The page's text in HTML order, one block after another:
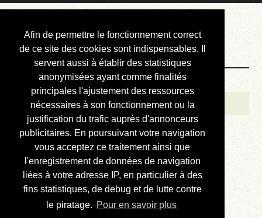
Afin de permettre le fonctionnement correct
de ce site des cookies sont indispensables. Il
servent aussi à établir des statistiques
anonymisées ayant comme finalités
principales l'ajustement des ressources
nécessaires à son fonctionnement ou la
justification du trafic auprès d'annonceurs
publicitaires. En poursuivant votre navigation
vous acceptez ce traitement ainsi que
l'enregistrement de données de navigation
liées à votre adresse IP, en particulier à des
fins statistiques, de debug et de lutte contre
le piratage. Pour en savoir plus
Courbis, « LE »
Blog Officiel
Bienvenue
Réalisations
Divers (et d’été)
Annonces
Liens externes
Téléchargement